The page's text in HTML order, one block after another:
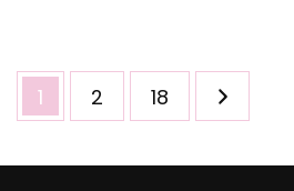
Seitennummerierung
der
Seite
1 Seite
2 Seite
18